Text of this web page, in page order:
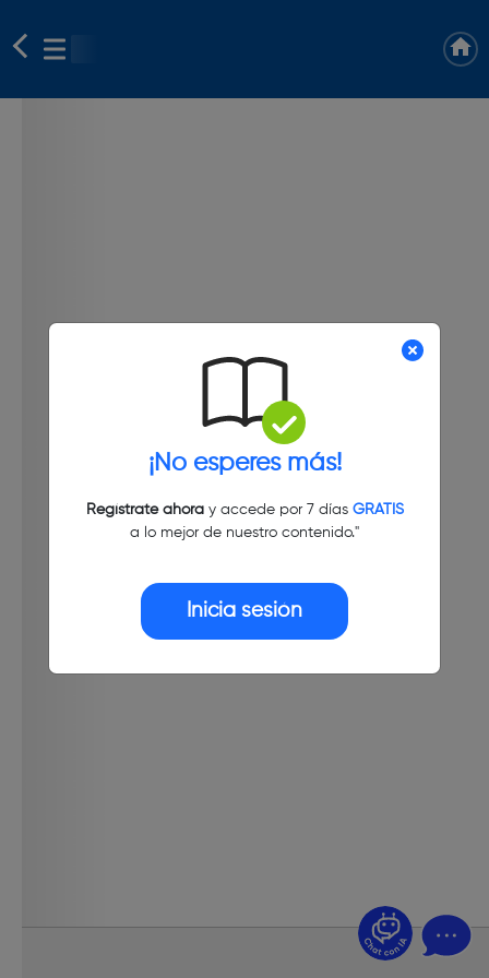
¡No esperes más!
Regístrate ahoray accede por 7 días GRATIS
a lo mejor de nuestro contenido."
Inicia sesión